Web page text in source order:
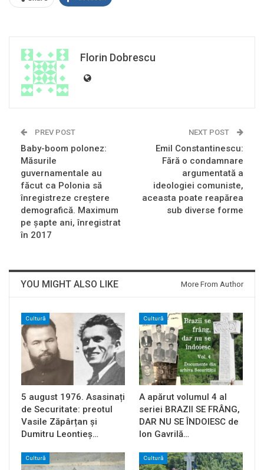
Florin Dobrescu
PREV POST
Baby-boom polonez:
Măsurile
guvernamentale au
făcut ca Polonia să
înregistreze creştere
demografică. Maximum
pe şapte ani, înregistrat
în 2017
NEXT POST
Emil Constantinescu:
Fără o condamnare
argumentată a
ideologiei comuniste,
aceasta poate reapărea
sub diverse forme
YOU MIGHT ALSO LIKE More From Author
Cultură
5 august 1976. Asasinați
de Securitate: preotul
Vasile Zăpârțan și
Dumitru Leontieș…
Cultură
A apărut volumul 4 al
seriei BRAZII SE FRÂNG,
DAR NU SE ÎNDOIESC de
Ion Gavrilă…
Cultură Cultură